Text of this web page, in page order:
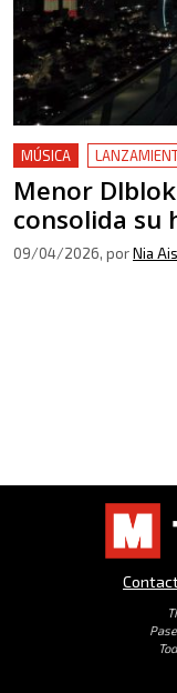
MÚSICA
Menor Dlblok
consolida su
09/04/2026, porNia